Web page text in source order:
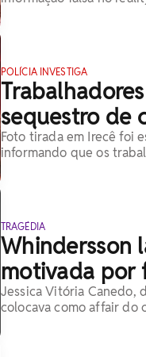
POLÍCIA INVESTIGA
sequestro de
Foto tirada em Irecê foi
informando que os
TRAGÉDIA
Whindersson
motivada por
Jessica Vitória Canedo,
colocava como affair do